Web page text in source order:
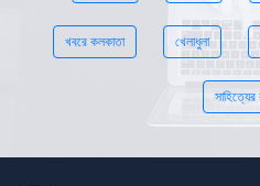
খবরে কলকাতা খেলাধুলা